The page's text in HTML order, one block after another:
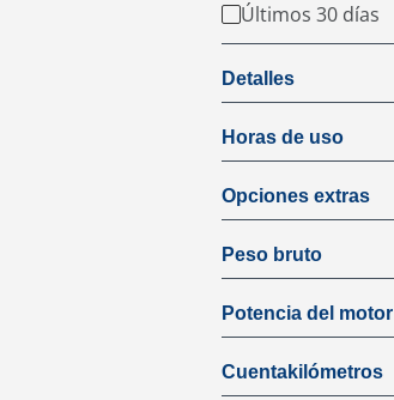
Últimos 30 días
Detalles
Horas de uso
Opciones extras
Peso bruto
Potencia del motor
Cuentakilómetros